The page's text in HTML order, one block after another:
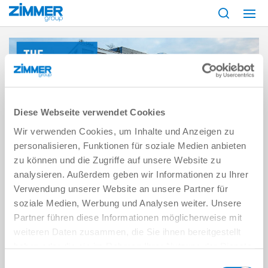
Diese Webseite verwendet Cookies
Wir verwenden Cookies, um Inhalte und Anzeigen zu
personalisieren, Funktionen für soziale Medien anbieten
zu können und die Zugriffe auf unsere Website zu
analysieren. Außerdem geben wir Informationen zu Ihrer
Verwendung unserer Website an unsere Partner für
soziale Medien, Werbung und Analysen weiter. Unsere
Partner führen diese Informationen möglicherweise mit
weiteren Daten zusammen, die Sie ihnen bereitgestellt
Start Career
FAQ
FAQ for experienced professionals